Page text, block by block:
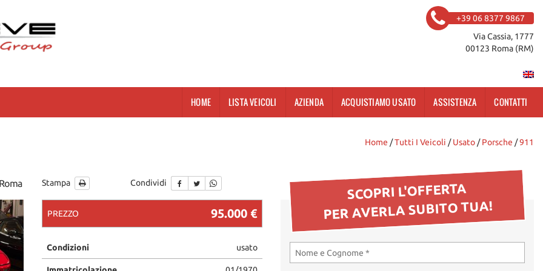
+39 06 8377 9867
Via Cassia, 1777
00123 Roma (RM)
HOME LISTA VEICOLI AZIENDA ACQUISTIAMO USATO ASSISTENZA CONTATTI
Home /Tutti I Veicoli /Usato /Porsche /911
Stampa Condividi
PREZZO 95.000 €
Condizioni usato
SCOPRI L'OFFERTA
PER AVERLA SUBITO TUA!